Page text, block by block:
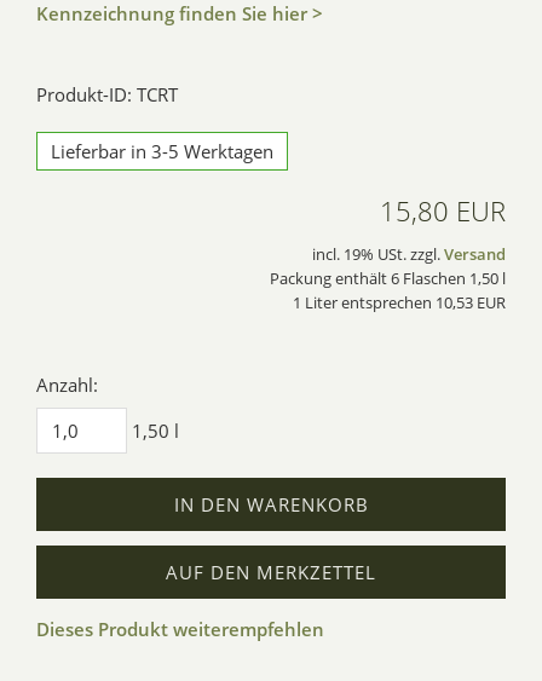
Kennzeichnung finden Sie hier >
Produkt-ID: TCRT
Lieferbar in 3-5 Werktagen
15,80 EUR
incl. 19% USt. zzgl.Versand
Packung enthält 6 Flaschen 1,50 l
1 Liter entsprechen 10,53 EUR
Anzahl:
1,50 l
IN DEN WARENKORB
AUF DEN MERKZETTEL
Dieses Produkt weiterempfehlen